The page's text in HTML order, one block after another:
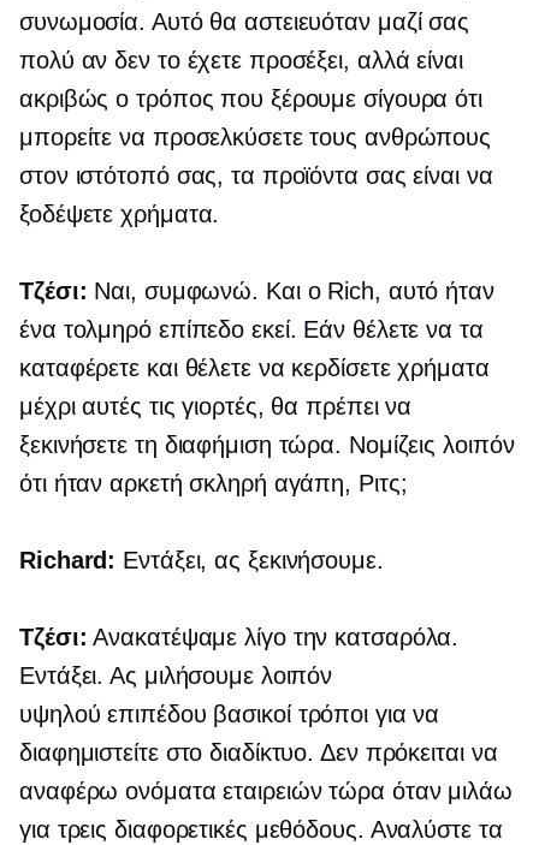
συνωμοσία. Αυτό θα αστειευόταν μαζί σας
πολύ αν δεν το έχετε προσέξει, αλλά είναι
ακριβώς ο τρόπος που ξέρουμε σίγουρα ότι
μπορείτε να προσελκύσετε τους ανθρώπους
στον ιστότοπό σας, τα προϊόντα σας είναι να
ξοδέψετε χρήματα.
Τζέσι: Ναι, συμφωνώ. Και ο Rich, αυτό ήταν
ένα τολμηρό επίπεδο εκεί. Εάν θέλετε να τα
καταφέρετε και θέλετε να κερδίσετε χρήματα
μέχρι αυτές τις γιορτές, θα πρέπει να
ξεκινήσετε τη διαφήμιση τώρα. Νομίζεις λοιπόν
ότι ήταν αρκετή σκληρή αγάπη, Ριτς;
Richard: Εντάξει, ας ξεκινήσουμε.
Τζέσι: Ανακατέψαμε λίγο την κατσαρόλα.
Εντάξει. Ας μιλήσουμε λοιπόν
υψηλού επιπέδου βασικοί τρόποι για να
διαφημιστείτε στο διαδίκτυο. Δεν πρόκειται να
αναφέρω ονόματα εταιρειών τώρα όταν μιλάω
για τρεις διαφορετικές μεθόδους. Αναλύστε τα